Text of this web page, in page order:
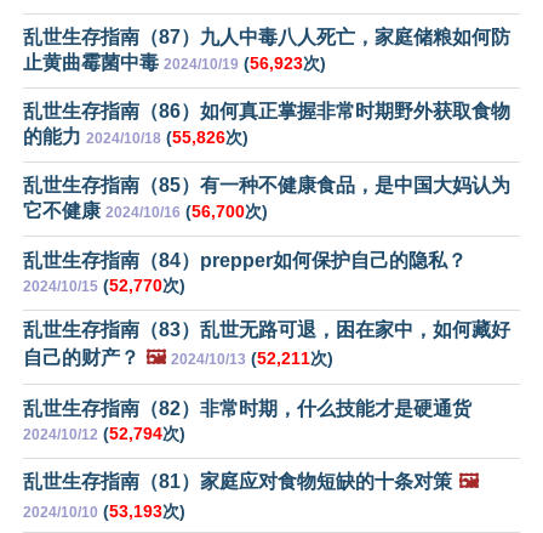
乱世生存指南（87）九人中毒八人死亡，家庭储粮如何防
止黄曲霉菌中毒 2024/10/19 (56,923次)
乱世生存指南（86）如何真正掌握非常时期野外获取食物
的能力 2024/10/18 (55,826次)
乱世生存指南（85）有一种不健康食品，是中国大妈认为
它不健康 2024/10/16 (56,700次)
乱世生存指南（84）prepper如何保护自己的隐私？
2024/10/15 (52,770次)
乱世生存指南（83）乱世无路可退，困在家中，如何藏好
自己的财产？ 🖼️ 2024/10/13 (52,211次)
乱世生存指南（82）非常时期，什么技能才是硬通货
2024/10/12 (52,794次)
乱世生存指南（81）家庭应对食物短缺的十条对策 🖼️
2024/10/10 (53,193次)